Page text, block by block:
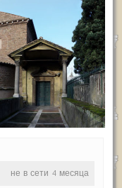
не в сети 4 месяца